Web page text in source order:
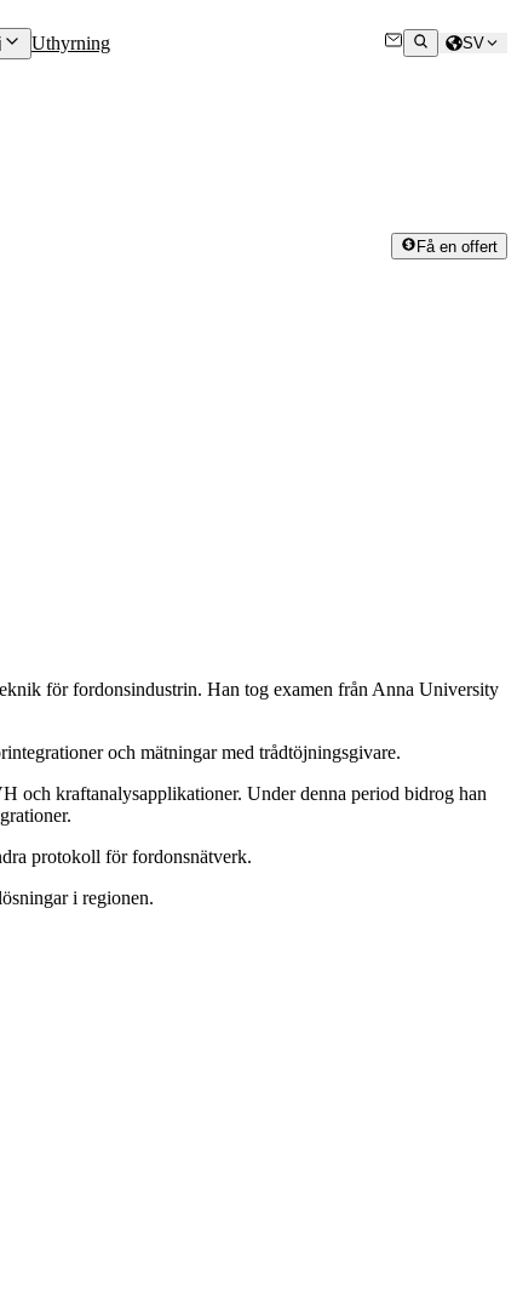
Uthyrning SV
Få en offert
för fordonsindustrin. Han tog examen från Anna University
och mätningar med trådtöjningsgivare.
och kraftanalysapplikationer. Under denna period bidrog han
protokoll för fordonsnätverk.
i regionen.